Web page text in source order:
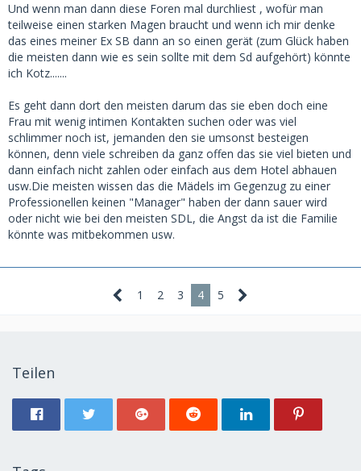
Und wenn man dann diese Foren mal durchliest , wofür man
teilweise einen starken Magen braucht und wenn ich mir denke
das eines meiner Ex SB dann an so einen gerät (zum Glück haben
die meisten dann wie es sein sollte mit dem Sd aufgehört) könnte
ich Kotz.......
Es geht dann dort den meisten darum das sie eben doch eine
Frau mit wenig intimen Kontakten suchen oder was viel
schlimmer noch ist, jemanden den sie umsonst besteigen
können, denn viele schreiben da ganz offen das sie viel bieten und
dann einfach nicht zahlen oder einfach aus dem Hotel abhauen
usw.Die meisten wissen das die Mädels im Gegenzug zu einer
Professionellen keinen "Manager" haben der dann sauer wird
oder nicht wie bei den meisten SDL, die Angst da ist die Familie
könnte was mitbekommen usw.
1 2 3 4 5
Teilen